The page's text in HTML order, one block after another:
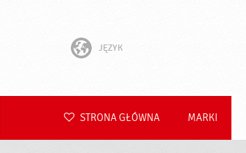
JĘZYK
Hrvatski
STRONA GŁÓWNA MARKI